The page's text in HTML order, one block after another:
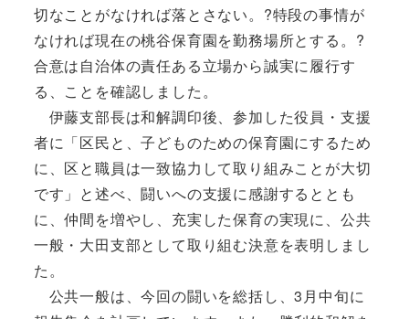
切なことがなければ落とさない。?特段の事情が
なければ現在の桃谷保育園を勤務場所とする。?
合意は自治体の責任ある立場から誠実に履行す
る、ことを確認しました。
伊藤支部長は和解調印後、参加した役員・支援
者に「区民と、子どものための保育園にするため
に、区と職員は一致協力して取り組みことが大切
です」と述べ、闘いへの支援に感謝するととも
に、仲間を増やし、充実した保育の実現に、公共
一般・大田支部として取り組む決意を表明しまし
た。
公共一般は、今回の闘いを総括し、3月中旬に